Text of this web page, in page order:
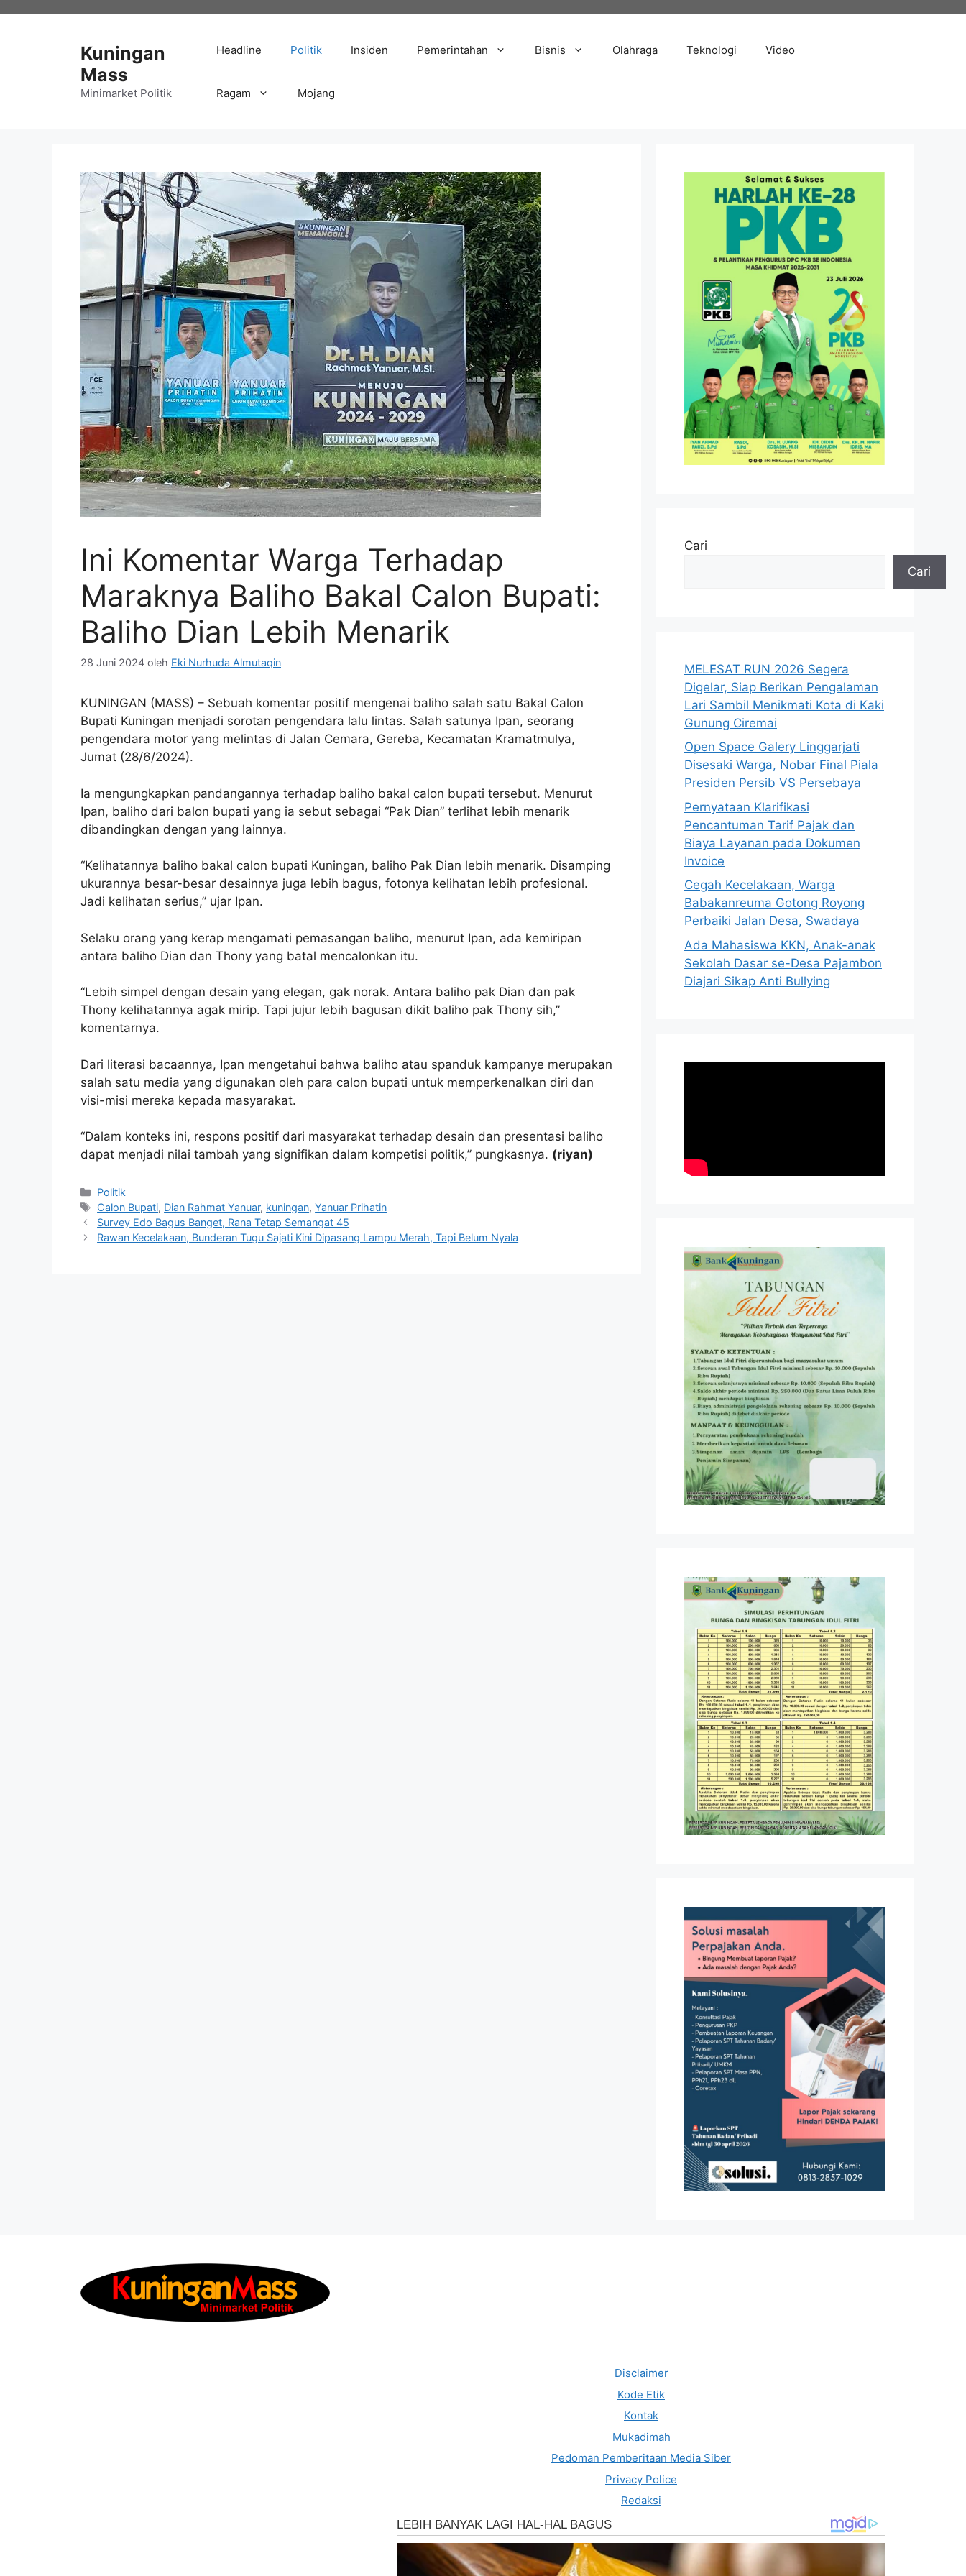
Kuningan
Mass
Minimarket Politik
Headline Politik Insiden Pemerintahan Bisnis Olahraga Teknologi Video
Ragam Mojang
Ini Komentar Warga Terhadap
Maraknya Baliho Bakal Calon Bupati:
Baliho Dian Lebih Menarik
28 Juni 2024 oleh Eki Nurhuda Almutaqin
KUNINGAN (MASS) – Sebuah komentar positif mengenai baliho salah satu Bakal Calon
Bupati Kuningan menjadi sorotan pengendara lalu lintas. Salah satunya Ipan, seorang
pengendara motor yang melintas di Jalan Cemara, Gereba, Kecamatan Kramatmulya,
Jumat (28/6/2024).
Ia mengungkapkan pandangannya terhadap baliho bakal calon bupati tersebut. Menurut
Ipan, baliho dari balon bupati yang ia sebut sebagai “Pak Dian” terlihat lebih menarik
dibandingkan dengan yang lainnya.
“Kelihatannya baliho bakal calon bupati Kuningan, baliho Pak Dian lebih menarik. Disamping
ukurannya besar-besar desainnya juga lebih bagus, fotonya kelihatan lebih profesional.
Jadi kelihatan serius,” ujar Ipan.
Selaku orang yang kerap mengamati pemasangan baliho, menurut Ipan, ada kemiripan
antara baliho Dian dan Thony yang batal mencalonkan itu.
“Lebih simpel dengan desain yang elegan, gak norak. Antara baliho pak Dian dan pak
Thony kelihatannya agak mirip. Tapi jujur lebih bagusan dikit baliho pak Thony sih,”
komentarnya.
Dari literasi bacaannya, Ipan mengetahui bahwa baliho atau spanduk kampanye merupakan
salah satu media yang digunakan oleh para calon bupati untuk memperkenalkan diri dan
visi-misi mereka kepada masyarakat.
“Dalam konteks ini, respons positif dari masyarakat terhadap desain dan presentasi baliho
dapat menjadi nilai tambah yang signifikan dalam kompetisi politik,” pungkasnya. (riyan)
Kategori
Politik
Tag
Calon Bupati, Dian Rahmat Yanuar, kuningan,Yanuar Prihatin
Survey Edo Bagus Banget, Rana Tetap Semangat 45
Rawan Kecelakaan, Bunderan Tugu Sajati Kini Dipasang Lampu Merah, Tapi Belum Nyala
Cari
Cari
MELESAT RUN 2026 Segera
Digelar, Siap Berikan Pengalaman
Lari Sambil Menikmati Kota di Kaki
Gunung Ciremai
Open Space Galery Linggarjati
Disesaki Warga, Nobar Final Piala
Presiden Persib VS Persebaya
Pernyataan Klarifikasi
Pencantuman Tarif Pajak dan
Biaya Layanan pada Dokumen
Invoice
Cegah Kecelakaan, Warga
Babakanreuma Gotong Royong
Perbaiki Jalan Desa, Swadaya
Ada Mahasiswa KKN, Anak-anak
Sekolah Dasar se-Desa Pajambon
Diajari Sikap Anti Bullying
Disclaimer
Kode Etik
Kontak
Mukadimah
Pedoman Pemberitaan Media Siber
Privacy Police
Redaksi